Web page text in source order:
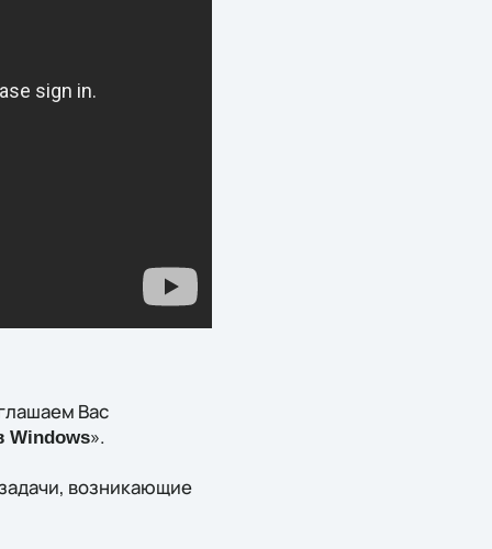
Вас
Windows».
возникающие